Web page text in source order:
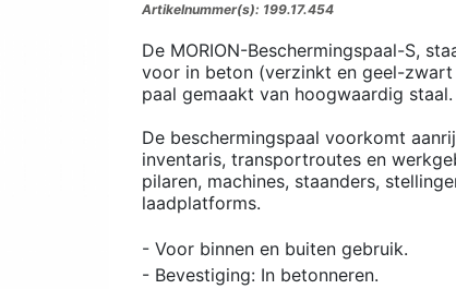
Artikelnummer(s): 199.17.454
De MORION-Beschermingspaal-S,
voor in beton (verzinkt en geel-
paal gemaakt van hoogwaardig staal.
De beschermingspaal voorkomt
inventaris, transportroutes en
pilaren, machines, staanders,
laadplatforms.
- Voor binnen en buiten gebruik.
- Bevestiging: In betonneren.